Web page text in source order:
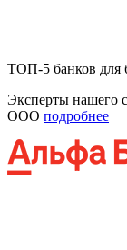
ТОП-5 банков для
Эксперты нашего
ООО подробнее